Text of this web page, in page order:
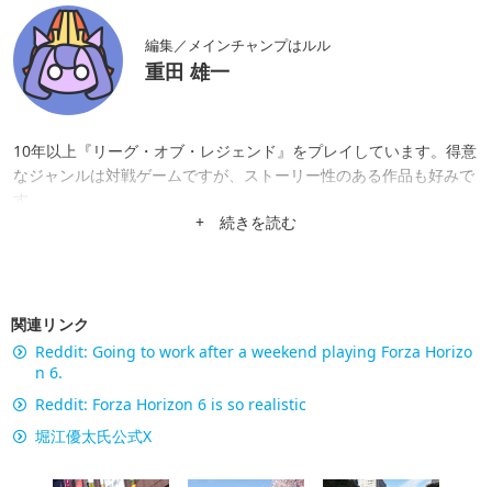
編集／メインチャンプはルル
重田 雄一
10年以上『リーグ・オブ・レジェンド』をプレイしています。得意
なジャンルは対戦ゲームですが、ストーリー性のある作品も好みで
す。
+ 続きを読む
関連リンク
Reddit: Going to work after a weekend playing Forza Horizo
n 6.
Reddit: Forza Horizon 6 is so realistic
堀江優太氏公式X